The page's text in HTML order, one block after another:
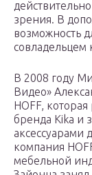
зрения. В
возможность
В 2008 году
Видео»
HOFF,
бренда Kika и
аксессуарами
компания
мебельной